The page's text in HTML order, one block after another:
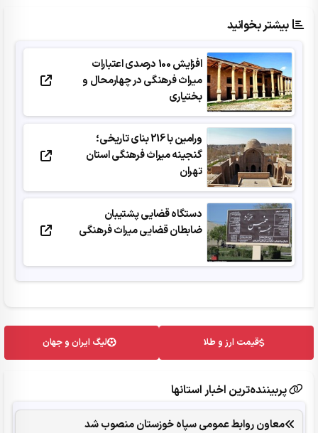
بیشتر بخوانید
افزایش 100 درصدی اعتبارات
میراث فرهنگی در چهارمحال و
بختیاری
ورامین با 216 بنای تاریخی؛
گنجینه میراث فرهنگی استان
تهران
دستگاه قضایی پشتیبان
ضابطان قضایی میراث فرهنگی
قیمت ارز و طلا لیگ ایران و جهان
پربیننده‌ترین اخبار استانها
معاون روابط عمومی سپاه خوزستان منصوب شد